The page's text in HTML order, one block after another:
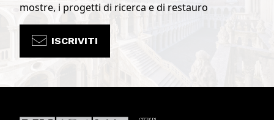
mostre, i progetti di ricerca e di restauro
ISCRIVITI